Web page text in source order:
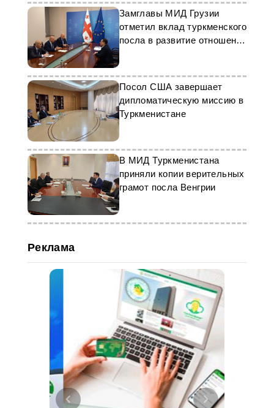
Замглавы МИД Грузии
отметил вклад туркменского
посла в развитие отношений
стран
Посол США завершает
дипломатическую миссию в
Туркменистане
В МИД Туркменистана
приняли копии верительных
грамот посла Венгрии
Реклама